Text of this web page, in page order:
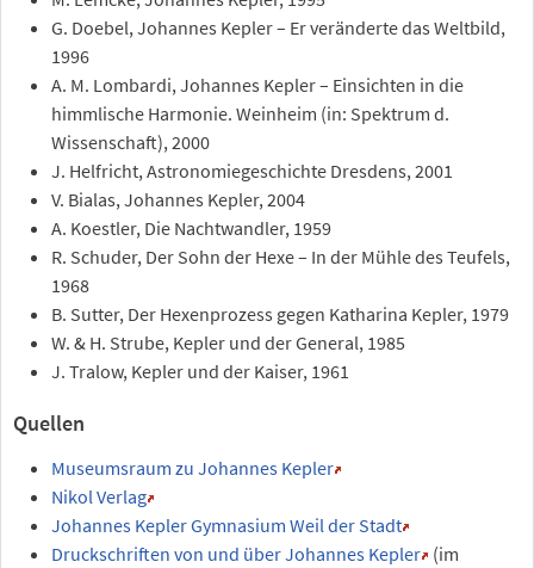
G. Doebel, Johannes Kepler – Er veränderte das Weltbild,
1996
A. M. Lombardi, Johannes Kepler – Einsichten in die
himmlische Harmonie. Weinheim (in: Spektrum d.
Wissenschaft), 2000
J. Helfricht, Astronomiegeschichte Dresdens, 2001
V. Bialas, Johannes Kepler, 2004
A. Koestler, Die Nachtwandler, 1959
R. Schuder, Der Sohn der Hexe – In der Mühle des Teufels,
1968
B. Sutter, Der Hexenprozess gegen Katharina Kepler, 1979
W. & H. Strube, Kepler und der General, 1985
J. Tralow, Kepler und der Kaiser, 1961
Quellen
Museumsraum zu Johannes Kepler
Nikol Verlag
Johannes Kepler Gymnasium Weil der Stadt
Druckschriften von und über Johannes Kepler (im